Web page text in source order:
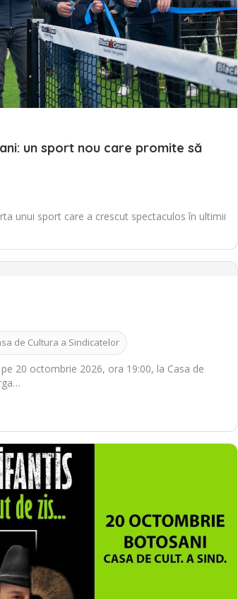
un sport nou care promite să
unui sport care a crescut spectaculos în ultimii
de Cultura a Sindicatelor
20 octombrie 2026, ora 19:00, la Casa de